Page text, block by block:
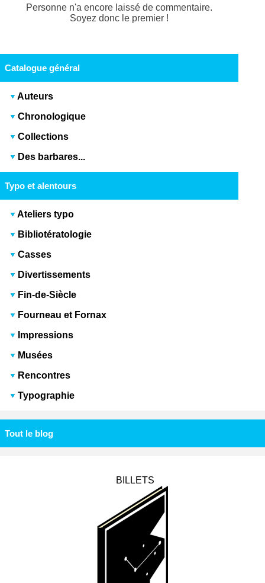
Personne n'a encore laissé de commentaire.
Soyez donc le premier !
Catalogue général
Auteurs
Chronologique
Collections
Des barbares...
Typo et alentours
Ateliers typo
Bibliotératologie
Casses
Divertissements
Fin-de-Siècle
Fourneau et Fornax
Impressions
Musées
Rencontres
Typographie
Tout le blog
BILLETS